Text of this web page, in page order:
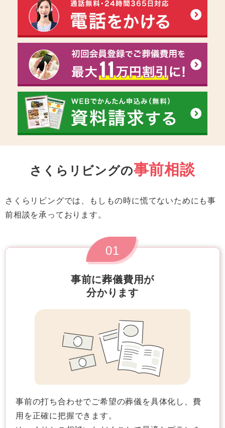
さくらリビングの事前相談
さくらリビングでは、もしもの時に慌てないためにも事
前相談を承っております。
01
事前に葬儀費用が
分かります
事前の打ち合わせでご希望の葬儀を具体化し、費
用を正確に把握できます。